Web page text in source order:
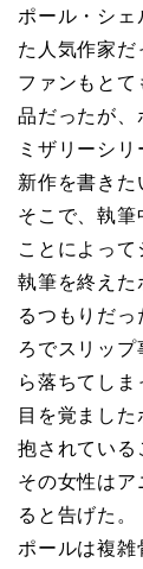
ポール・シェ
た人気作家だ
ファンもと
品だったが、
ミザリーシ
新作を書きた
そこで、執筆
ことによって
執筆を終えた
るつもりだっ
ろでスリッ
ら落ちてしま
目を覚まし
抱されている
その女性はア
ると告げた。
ポールは複雑